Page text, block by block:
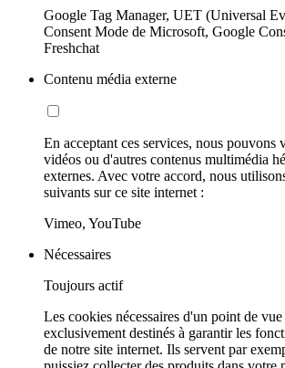
Google Tag Manager, UET (Universal
Consent Mode de Microsoft, Google
Freshchat
Contenu média externe
En acceptant ces services, nous pouvons
vidéos ou d'autres contenus multimédia
externes. Avec votre accord, nous
suivants sur ce site internet :
Vimeo, YouTube
Nécessaires
Toujours actif
Les cookies nécessaires d'un point de
exclusivement destinés à garantir les
de notre site internet. Ils servent par